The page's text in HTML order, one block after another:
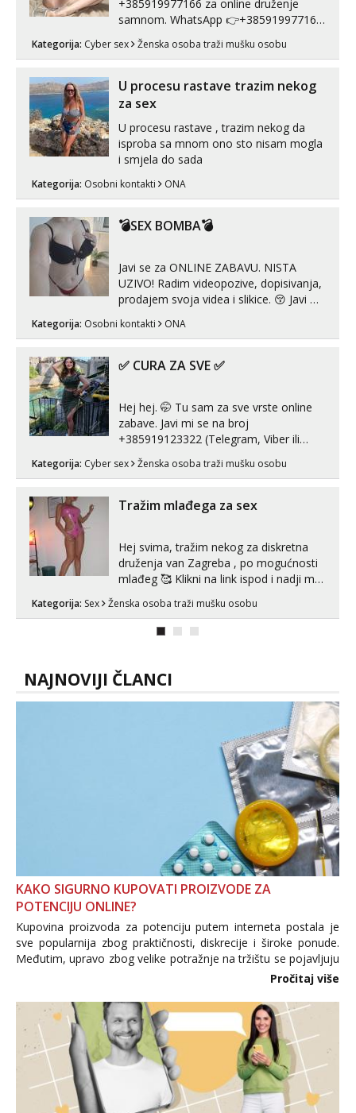
+385919977166 za online druženje
samnom. WhatsApp 👉+385919977166
Telegram 👉@enafriedrichkis Radim
videopozive s licem, solo i s partnerom,
kombinacije halteri, haljine, štikle,
samostojeće itd. Nudim svakakva videa
Kategorija: Cyber sex Ženska osoba traži mušku osobu
U procesu rastave trazim nekog
za sex
U procesu rastave , trazim nekog da
isproba sa mnom ono sto nisam mogla
i smjela do sada
Kategorija: Osobni kontakti ONA
💣SEX BOMBA💣
Javi se za ONLINE ZABAVU. NISTA
UZIVO! Radim videopozive, dopisivanja,
prodajem svoja videa i slikice. 😚 Javi mi
Telegram. +385 91 723 0045
Kategorija: Osobni kontakti ONA
✅ CURA ZA SVE ✅
Hej hej. 🤭 Tu sam za sve vrste online
zabave. Javi mi se na broj
+385919123322 (Telegram, Viber ili
Whatsapp). 🤙 NE javljaj se na uzivo.
Hvala.
Kategorija: Cyber sex Ženska osoba traži mušku osobu
Tražim mlađega za sex
Hej svima, tražim nekog za diskretna
druženja van Zagreba , po mogućnosti
mlađeg 🥰 Klikni na link ispod i nadji me
Kategorija: Sex Ženska osoba traži mušku osobu
NAJNOVIJI ČLANCI
KAKO SIGURNO KUPOVATI PROIZVODE ZA
POTENCIJU ONLINE?
Kupovina proizvoda za potenciju putem interneta postala je
sve popularnija zbog praktičnosti, diskrecije i široke ponude.
Međutim, upravo zbog velike potražnje na tržištu se pojavljuju
i brojni krivotvoreni proizvodi, nepouzdane internetske
Pročitaj više